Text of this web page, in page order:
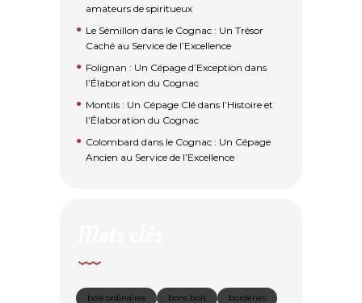
amateurs de spiritueux
Le Sémillon dans le Cognac : Un Trésor
Caché au Service de l’Excellence
Folignan : Un Cépage d’Exception dans
l’Élaboration du Cognac
Montils : Un Cépage Clé dans l’Histoire et
l’Élaboration du Cognac
Colombard dans le Cognac : Un Cépage
Ancien au Service de l’Excellence
bois ordinaires bons bois borderies